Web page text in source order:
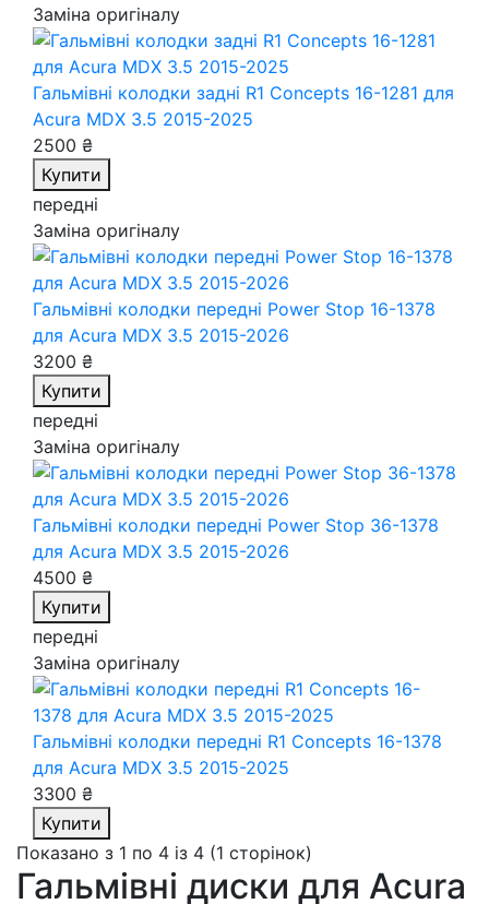
Заміна оригіналу
Гальмівні колодки задні R1 Concepts 16-1281 для
Acura MDX 3.5 2015-2025
2500 ₴
Купити
передні
Заміна оригіналу
Гальмівні колодки передні Power Stop 16-1378
для Acura MDX 3.5 2015-2026
3200 ₴
Купити
передні
Заміна оригіналу
Гальмівні колодки передні Power Stop 36-1378
для Acura MDX 3.5 2015-2026
4500 ₴
Купити
передні
Заміна оригіналу
Гальмівні колодки передні R1 Concepts 16-1378
для Acura MDX 3.5 2015-2025
3300 ₴
Купити
Показано з 1 по 4 із 4 (1 сторінок)
Гальмівні диски для Acura